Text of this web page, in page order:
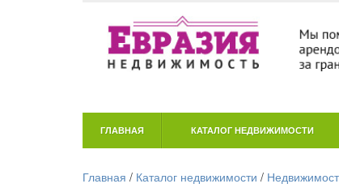
ГЛАВНАЯ КАТАЛОГ НЕДВИЖИМОСТИ
Главная / Каталог недвижимости /